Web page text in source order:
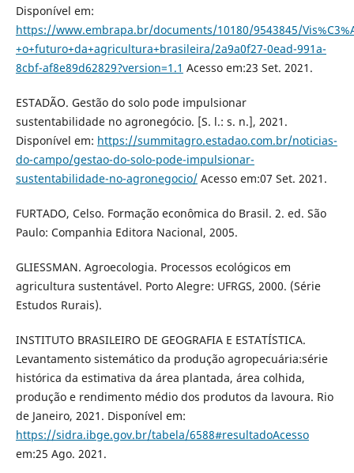
Disponível em:
https://www.embrapa.br/documents/10180/9543845/
+o+futuro+da+agricultura+brasileira/2a9a0f27-0ead-991a-
8cbf-af8e89d62829?version=1.1 Acesso em:23 Set. 2021.
ESTADÃO. Gestão do solo pode impulsionar
sustentabilidade no agronegócio. [S. l.: s. n.], 2021.
Disponível em: https://summitagro.estadao.com.br/noticias-
do-campo/gestao-do-solo-pode-impulsionar-
sustentabilidade-no-agronegocio/Acesso em:07 Set. 2021.
FURTADO, Celso. Formação econômica do Brasil. 2. ed. São
Paulo: Companhia Editora Nacional, 2005.
GLIESSMAN. Agroecologia. Processos ecológicos em
agricultura sustentável. Porto Alegre: UFRGS, 2000. (Série
Estudos Rurais).
INSTITUTO BRASILEIRO DE GEOGRAFIA E ESTATÍSTICA.
Levantamento sistemático da produção agropecuária:série
histórica da estimativa da área plantada, área colhida,
produção e rendimento médio dos produtos da lavoura. Rio
de Janeiro, 2021. Disponível em:
https://sidra.ibge.gov.br/tabela/6588#resultadoAcesso
em:25 Ago. 2021.